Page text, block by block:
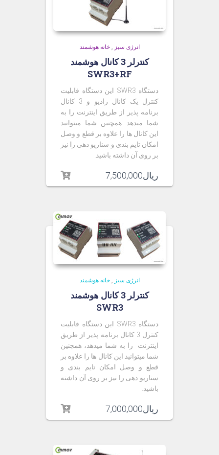
انرژی سبز ,خانه هوشمند
کنترلر 3 کانال هوشمند
SWR3+RF
دستگاه SWR3 این دستگاه قابلیت
کنترل یک کانال رادیو و 3 کانال
برنامه پذیر از طریق اینترنت را به
شما میدهد. همچنین شما میتوانید
این کانال ها را علاوه بر قطع و وصل
امکان تایم بندی و سناریو دهی را نیز
بر روی آن داشته باشید.
ریال7,500,000
انرژی سبز ,خانه هوشمند
کنترلر 3 کانال هوشمند
SWR3
دستگاه SWR3 این دستگاه قابلیت
کنترل 3 کانال برنامه پذیر از طریق
اینترنت را به شما میدهد، همچنین
شما میتوانید این کانال ها را علاوه بر
قطع و وصل امکان تایم بندی و
سناریو دهی را نیز بر روی آن داشته
باشید.
ریال7,000,000